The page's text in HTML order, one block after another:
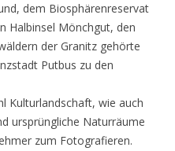
dem Biosphärenreservat
Halbinsel Mönchgut, den
der Granitz gehörte
Putbus zu den
Kulturlandschaft, wie auch
ursprüngliche Naturräume
zum Fotografieren.